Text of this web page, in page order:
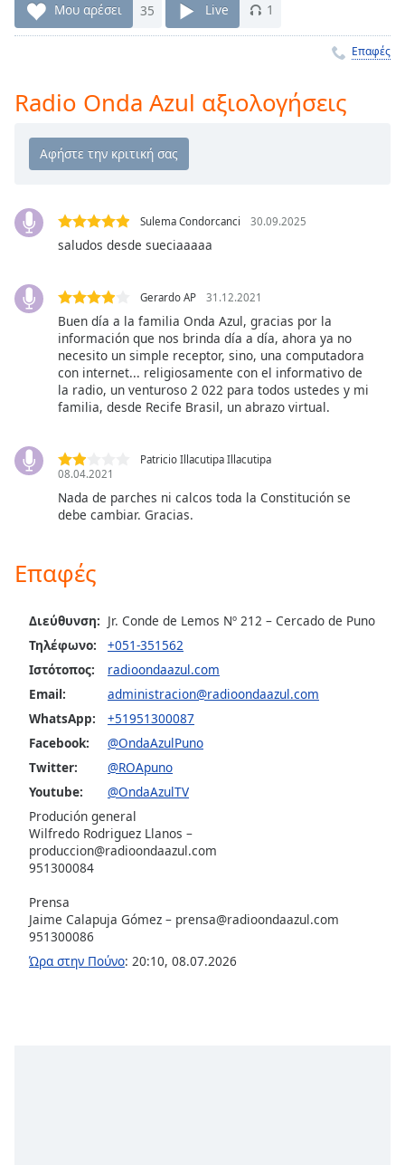
Chapters
Chapters
descriptions
off
,
Subtitles
subtitles
settings,
opens
subtitles
settings
subtitles
off
,
selected
Picture-
in-
Fullscreen
modal
window.
Beginning
dialog
window.
Escape
close
window.
Μου αρέσει 35 Live 1
Επαφές
Radio Onda Azul αξιολογήσεις
Sulema Condorcanci 30.09.2025
saludos desde sueciaaaaa
Gerardo AP 31.12.2021
Buen día a la familia Onda Azul, gracias por la
información que nos brinda día a día, ahora ya no
necesito un simple receptor, sino, una computadora
con internet... religiosamente con el informativo de
la radio, un venturoso 2 022 para todos ustedes y mi
familia, desde Recife Brasil, un abrazo virtual.
Patricio Illacutipa Illacutipa
08.04.2021
Nada de parches ni calcos toda la Constitución se
debe cambiar. Gracias.
Επαφές
Διεύθυνση: Jr. Conde de Lemos Nº 212 – Cercado de Puno
Τηλέφωνο:
+051-351562
Ιστότοπος:
radioondaazul.com
Email:
administracion@radioondaazul.com
WhatsApp:
+51951300087
Facebook:
@OndaAzulPuno
Twitter:
@ROApuno
Youtube:
@OndaAzulTV
Produción general
Wilfredo Rodriguez Llanos –
produccion@radioondaazul.com
951300084
Prensa
Jaime Calapuja Gómez – prensa@radioondaazul.com
951300086
Ώρα στην Πούνο: 20:10, 08.07.2026